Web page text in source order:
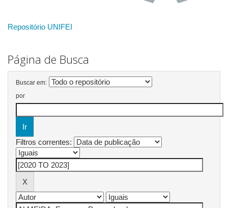
Repositório UNIFEI
Página de Busca
Buscar em:
por
Filtros correntes: